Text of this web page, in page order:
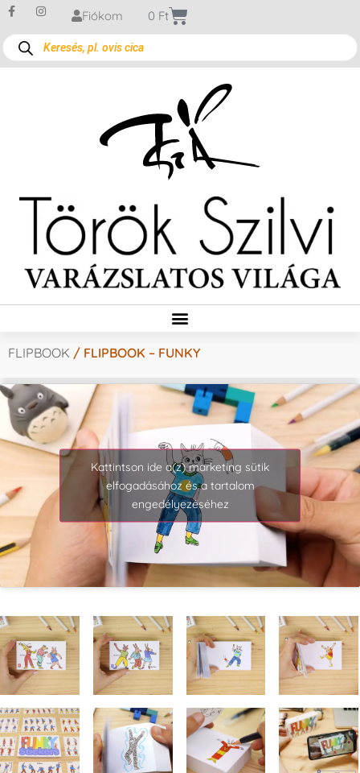
Fiókom 0 Ft
FLIPBOOK / FLIPBOOK – FUNKY
Kattintson ide a(z) marketing sütik
elfogadásához és a tartalom
engedélyezéséhez